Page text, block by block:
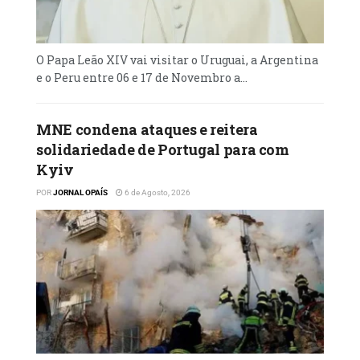
O Papa Leão XIV vai visitar o Uruguai, a Argentina
e o Peru entre 06 e 17 de Novembro a...
MNE condena ataques e reitera
solidariedade de Portugal para com
Kyiv
PORJORNAL OPAÍS 6 de Agosto, 2026